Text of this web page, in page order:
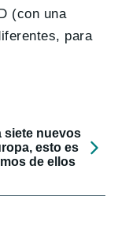
(con una
para
siete nuevos
esto es
de ellos